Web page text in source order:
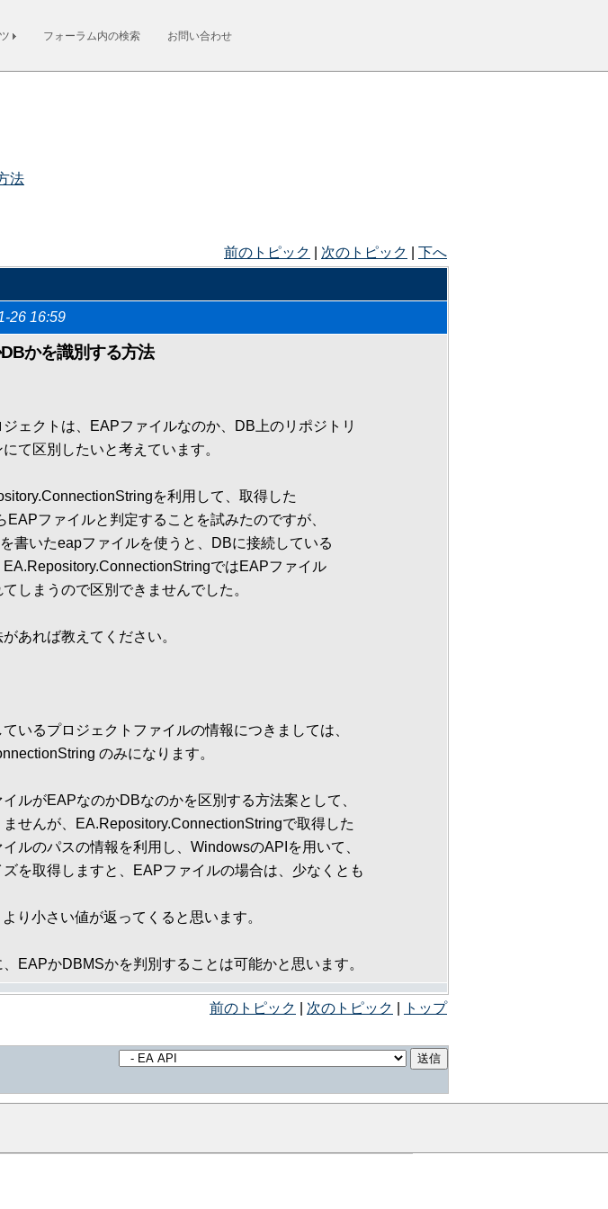
フォーラム内の検索 お問い合わせ
法
前のトピック 次のトピック 下へ
26 16:59
かを識別する方法
ェクトは、EAPファイルなのか、DB上のリポジトリ
て区別したいと考えています。
を利用して、取得した
EAPファイルと判定することを試みたのですが、
書いたeapファイルを使うと、DBに接続している
ではEAPファイル
しまうので区別できませんでした。
あれば教えてください。
いるプロジェクトファイルの情報につきましては、
のみになります。
ルがEAPなのかDBなのかを区別する方法案として、
せんが、EA.Repository.ConnectionStringで取得した
ルのパスの情報を利用し、WindowsのAPIを用いて、
を取得しますと、EAPファイルの場合は、少なくとも
り小さい値が返ってくると思います。
EAPかDBMSかを判別することは可能かと思います。
前のトピック 次のトピック トップ